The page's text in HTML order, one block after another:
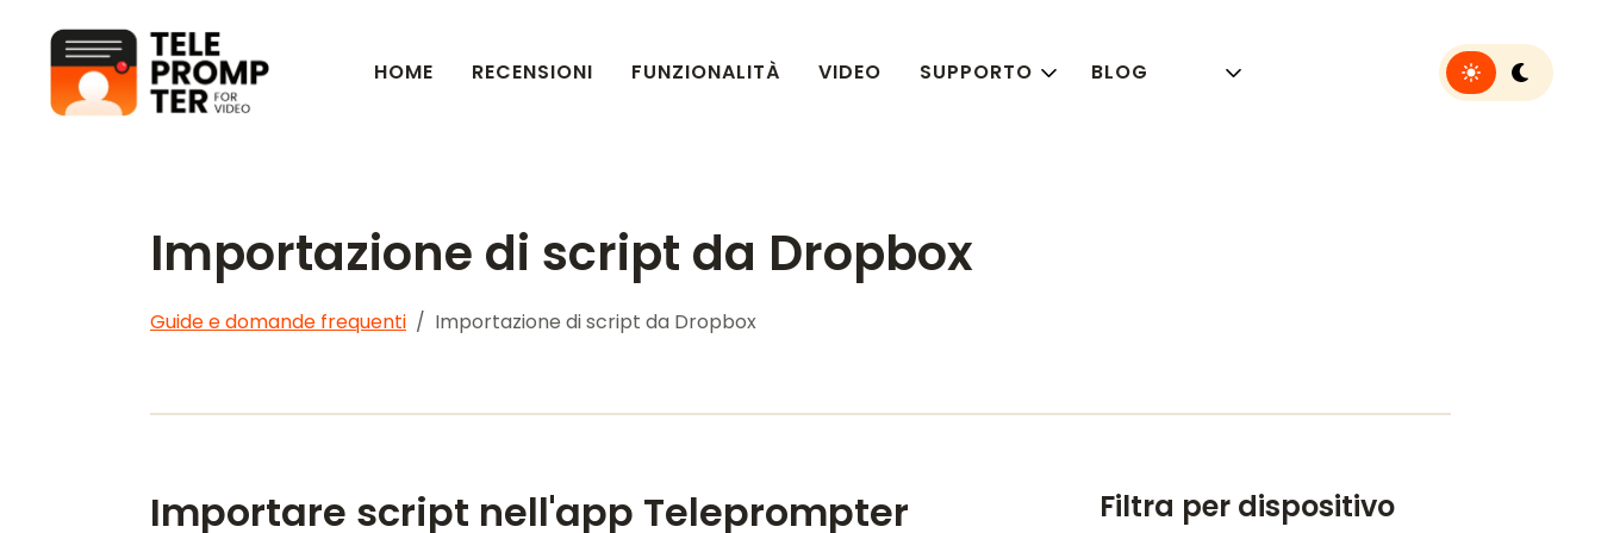
Teleprompter per video
Toggle light or
HOME RECENSIONI FUNZIONALITÀ VIDEO SUPPORTO BLOG
Importazione di script da Dropbox
Guide e domande frequenti Importazione di script da Dropbox
Filtra per dispositivo
Importare script nell'app Teleprompter